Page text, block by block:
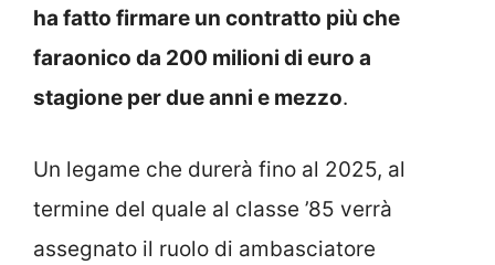
ha fatto firmare un contratto più che
faraonico da 200 milioni di euro a
stagione per due anni e mezzo.
Un legame che durerà fino al 2025, al
termine del quale al classe ’85 verrà
assegnato il ruolo di ambasciatore